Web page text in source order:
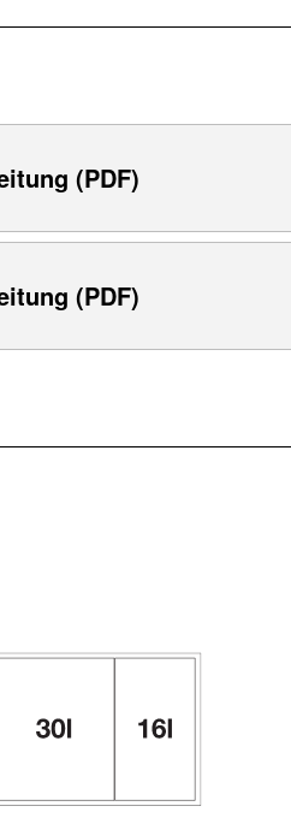
(PDF)
(PDF)